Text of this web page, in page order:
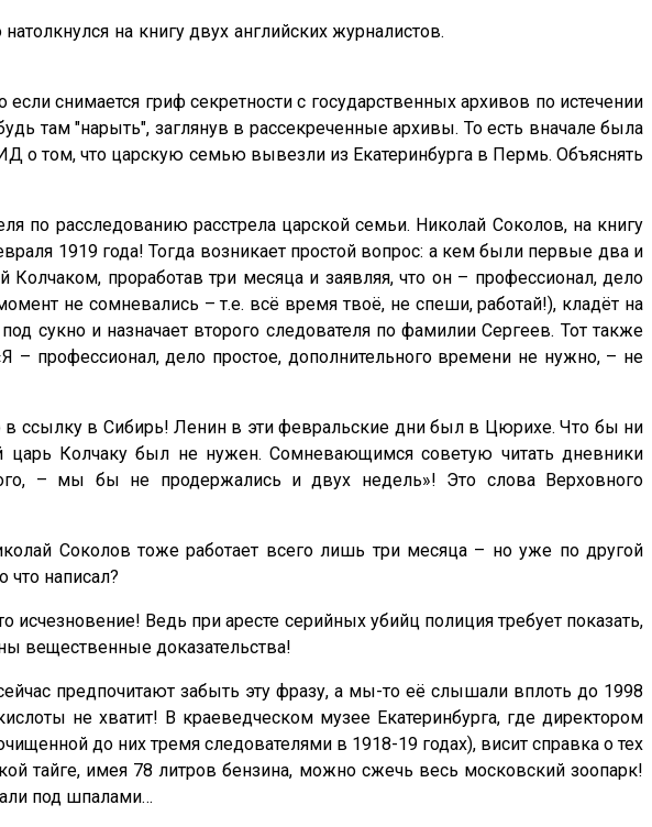
И быстро натолкнулся на книгу двух английских журналистов.
снимается гриф секретности с государственных архивов по истечении
там "нарыть", заглянув в рассекреченные архивы. То есть вначале была
о том, что царскую семью вывезли из Екатеринбурга в Пермь. Объяснять
по расследованию расстрела царской семьи. Николай Соколов, на книгу
1919 года! Тогда возникает простой вопрос: а кем были первые два и
проработав три месяца и заявляя, что он – профессионал, дело
не сомневались – т.е. всё время твоё, не спеши, работай!), кладёт на
сукно и назначает второго следователя по фамилии Сергеев. Тот также
– профессионал, дело простое, дополнительного времени не нужно, – не
в ссылку в Сибирь! Ленин в эти февральские дни был в Цюрихе. Что бы ни
Колчаку был не нужен. Сомневающимся советую читать дневники
– мы бы не продержались и двух недель»! Это слова Верховного
Соколов тоже работает всего лишь три месяца – но уже по другой
что написал?
Ведь при аресте серийных убийц полиция требует показать,
вещественные доказательства!
предпочитают забыть эту фразу, а мы-то её слышали вплоть до 1998
не хватит! В краеведческом музее Екатеринбурга, где директором
до них тремя следователями в 1918-19 годах), висит справка о тех
тайге, имея 78 литров бензина, можно сжечь весь московский зоопарк!
под шпалами…